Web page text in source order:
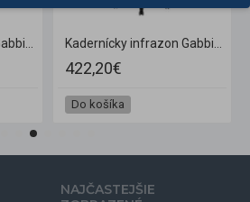
422,20€
Do košíka
NAJČASTEJŠIE